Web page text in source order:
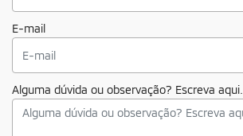
E-mail
Alguma dúvida ou observação? Escreva aqui.